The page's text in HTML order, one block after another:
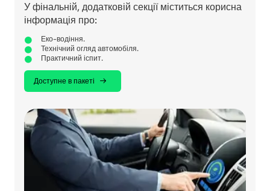
У фінальній, додатковій секції міститься корисна
інформація про:
Еко-водіння.
Технічний огляд автомобіля.
Практичний іспит.
Доступне в пакеті